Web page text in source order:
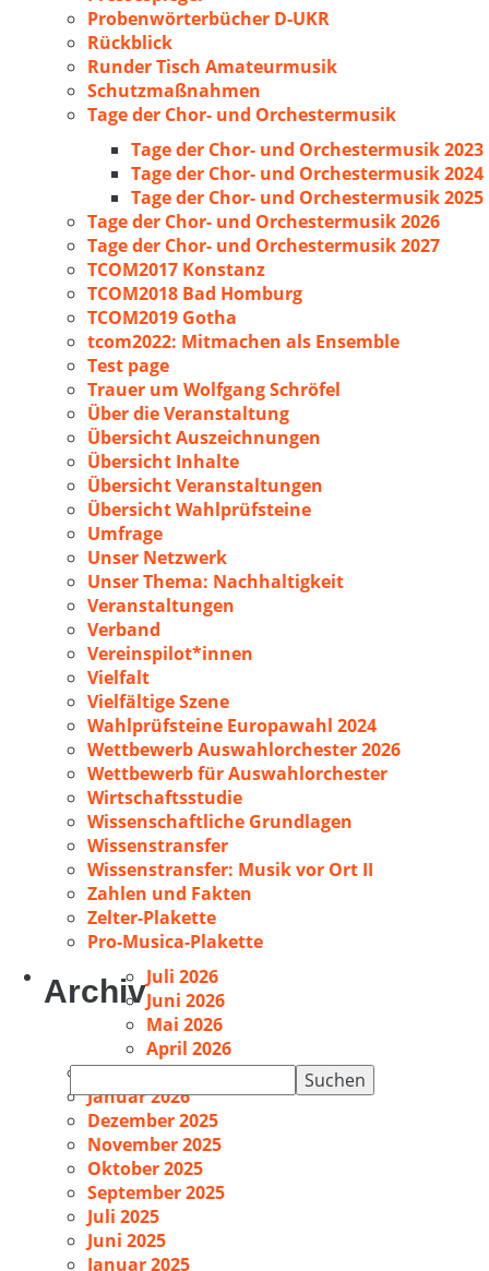
Suchen
nach:
Probenwörterbücher D-UKR
Rückblick
Runder Tisch Amateurmusik
Schutzmaßnahmen
Tage der Chor- und Orchestermusik
Tage der Chor- und Orchestermusik 2023
Tage der Chor- und Orchestermusik 2024
Tage der Chor- und Orchestermusik 2025
Tage der Chor- und Orchestermusik 2026
Tage der Chor- und Orchestermusik 2027
TCOM2017 Konstanz
TCOM2018 Bad Homburg
TCOM2019 Gotha
tcom2022: Mitmachen als Ensemble
Test page
Trauer um Wolfgang Schröfel
Über die Veranstaltung
Übersicht Auszeichnungen
Übersicht Inhalte
Übersicht Veranstaltungen
Übersicht Wahlprüfsteine
Umfrage
Unser Netzwerk
Unser Thema: Nachhaltigkeit
Veranstaltungen
Verband
Vereinspilot*innen
Vielfalt
Vielfältige Szene
Wahlprüfsteine Europawahl 2024
Wettbewerb Auswahlorchester 2026
Wettbewerb für Auswahlorchester
Wirtschaftsstudie
Wissenschaftliche Grundlagen
Wissenstransfer
Wissenstransfer: Musik vor Ort II
Zahlen und Fakten
Zelter-Plakette
Pro-Musica-Plakette
ArchivJuli 2026
Juni 2026
Mai 2026
April 2026
Februar 2026
Januar 2026
Dezember 2025
November 2025
Oktober 2025
September 2025
Juli 2025
Juni 2025
Januar 2025